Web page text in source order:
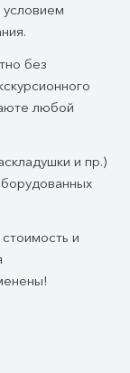
условием
без
любой
и пр.)
и